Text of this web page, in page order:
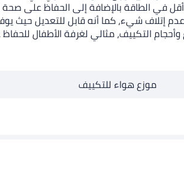
في الطاقة بالإضافة إلى الحفاظ على
إتلاف شيء، كما أنه قابل للتعديل حيث
التكييف، مثالي لغرفة الأطفال
موزع هواء للتكييف